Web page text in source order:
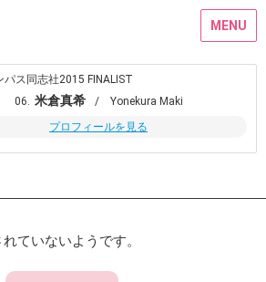
MENU
パス同志社2015 FINALIST
06. 米倉真希
/ Yonekura Maki
プロフィールを見る
ていないようです。